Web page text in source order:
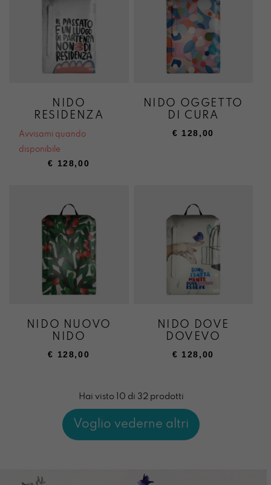
NIDO
RESIDENZA
Avvisami quando
disponibile
€ 128,00
NIDO OGGETTO
DI CURA
€ 128,00
NIDO NUOVO
NIDO
€ 128,00
NIDO DOVE
DOVEVO
€ 128,00
Hai visto 10 di 32 prodotti
Voglio vederne altri